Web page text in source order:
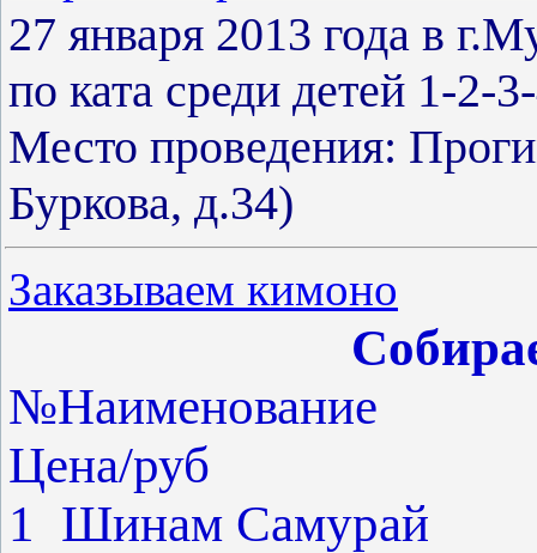
27 января 2013 года в
по ката среди детей 1-2-
Место проведения:
Буркова, д.34)
Заказываем кимоно
№Наименование
Цена/руб
1 Шинам